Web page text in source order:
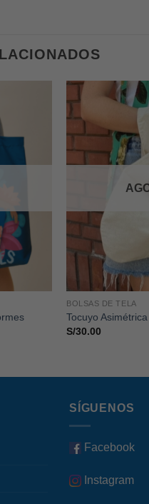
BOLSAS DE TELA
Tocuyo Asimétrica
S/30.00
SÍGUENOS
Facebook
Instagram